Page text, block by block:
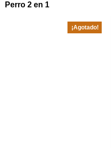
Perro 2 en 1
¡Agotado!